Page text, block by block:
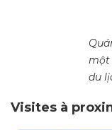
một
du
Visites à